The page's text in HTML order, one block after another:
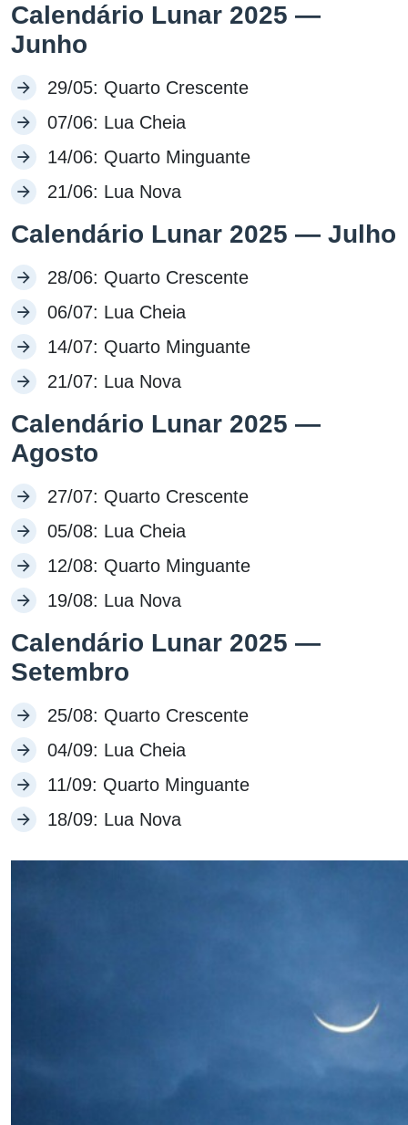
Calendário Lunar 2025 —
Junho
29/05: Quarto Crescente
07/06: Lua Cheia
14/06: Quarto Minguante
21/06: Lua Nova
Calendário Lunar 2025 — Julho
28/06: Quarto Crescente
06/07: Lua Cheia
14/07: Quarto Minguante
21/07: Lua Nova
Calendário Lunar 2025 —
Agosto
27/07: Quarto Crescente
05/08: Lua Cheia
12/08: Quarto Minguante
19/08: Lua Nova
Calendário Lunar 2025 —
Setembro
25/08: Quarto Crescente
04/09: Lua Cheia
11/09: Quarto Minguante
18/09: Lua Nova